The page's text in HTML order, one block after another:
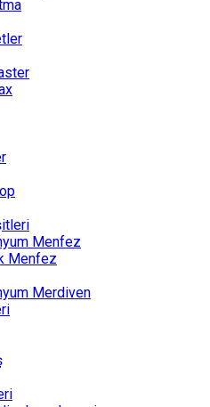
Menfez
Menfez
Merdiven